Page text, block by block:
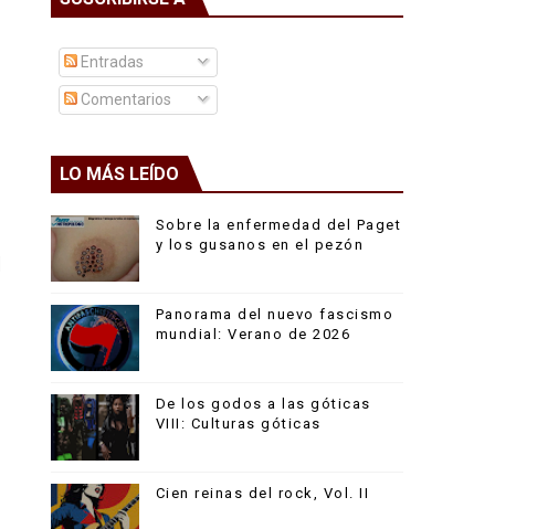
Entradas
Comentarios
LO MÁS LEÍDO
Sobre la enfermedad del Paget
y los gusanos en el pezón
Panorama del nuevo fascismo
mundial: Verano de 2026
De los godos a las góticas
VIII: Culturas góticas
Cien reinas del rock, Vol. II